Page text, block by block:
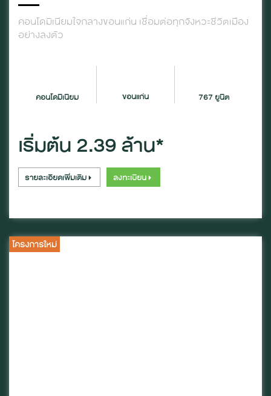
คอนโดมิเนียมใจกลางขอนแก่น เชื่อมต่อทุกจังหวะชีวิตเมือง
อย่างลงตัว
คอนโดมิเนียม ขอนแก่น 767 ยูนิต
เริ่มต้น 2.39 ล้าน*
รายละเอียดเพิ่มเติม ลงทะเบียน
โครงการใหม่